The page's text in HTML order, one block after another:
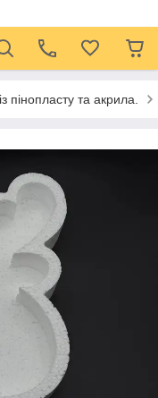
пінопласту та акрила.